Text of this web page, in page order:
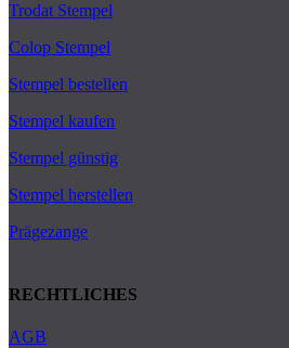
Trodat Stempel
Colop Stempel
Stempel bestellen
Stempel kaufen
Stempel günstig
Stempel herstellen
Prägezange
RECHTLICHES
AGB